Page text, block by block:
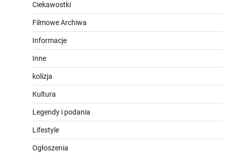
Ciekawostki
Filmowe Archiwa
Informacje
Inne
kolizja
Kultura
Legendy i podania
Lifestyle
Ogłoszenia